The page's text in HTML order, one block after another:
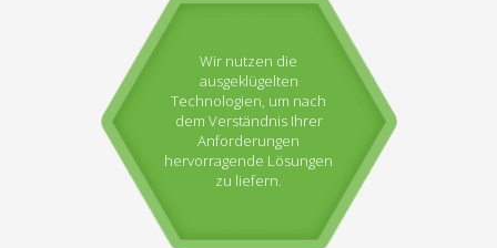
Wir nutzen die
ausgeklügelten
Technologien, um nach
dem Verständnis Ihrer
Anforderungen
hervorragende Lösungen
zu liefern.